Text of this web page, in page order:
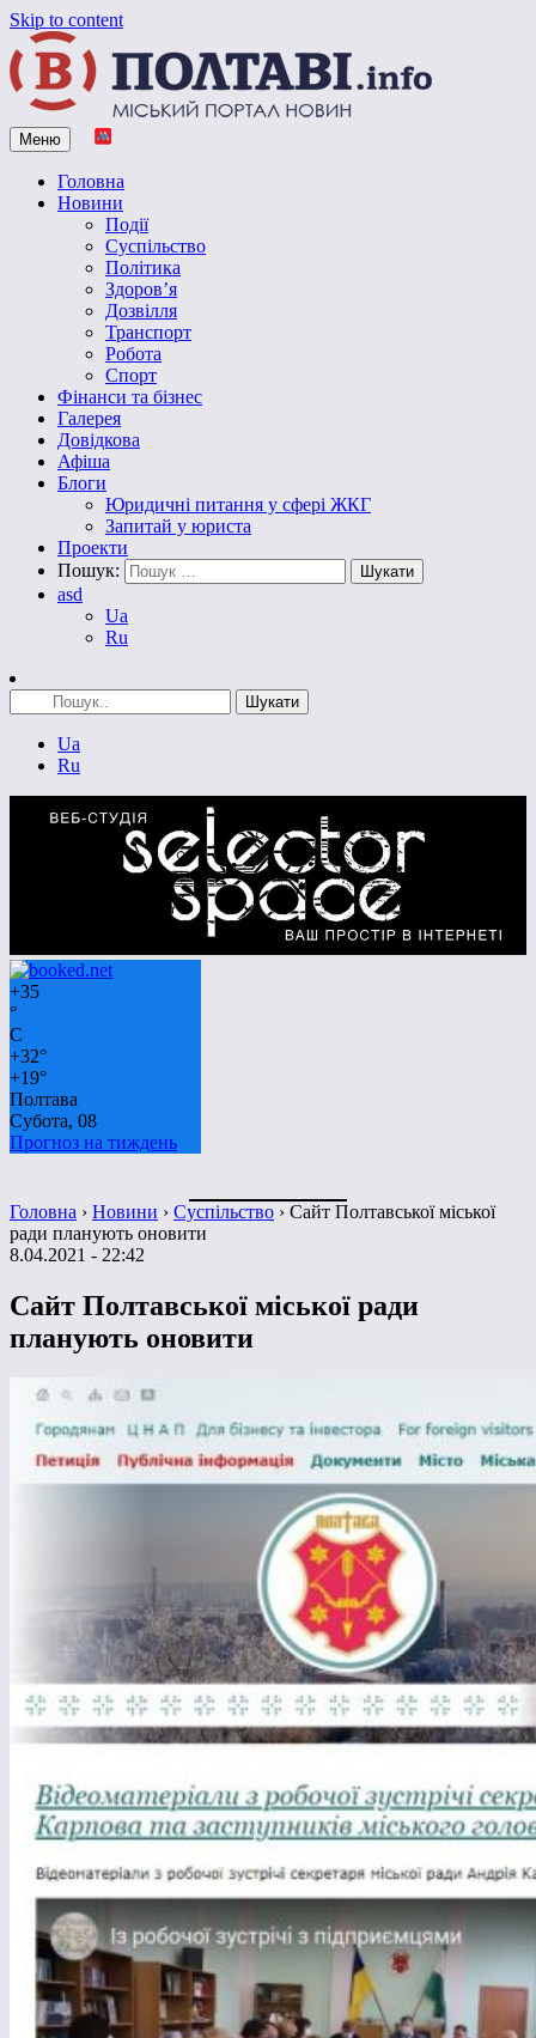
Skip to content
Vpoltave.info
Полтавський портал новин
Меню
Головна
Новини
Події
Суспільство
Політика
Здоров’я
Дозвілля
Транспорт
Робота
Спорт
Фінанси та бізнес
Галерея
Довідкова
Афіша
Блоги
Юридичні питання у сфері ЖКГ
Запитай у юриста
Проекти
Пошук:
asd
Ua
Ru
Ua
Ru
+35
°
C
+32°
+19°
Полтава
Субота, 08
Прогноз на тиждень
Головна › Новини › Суспільство › Сайт Полтавської міської
ради планують оновити
8.04.2021 - 22:42
Сайт Полтавської міської ради
планують оновити